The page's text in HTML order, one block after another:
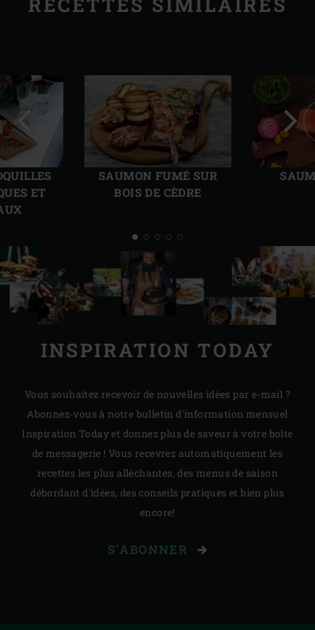
ET
SAUMON FUMÉ SUR
BOIS DE CÈDRE
Diapo
précédente
INSPIRATION TODAY
Vous souhaitez recevoir de nouvelles idées par e-mail ?
Abonnez-vous à notre bulletin d'information mensuel
Inspiration Today et donnez plus de saveur à votre boîte
de messagerie ! Vous recevrez automatiquement les
recettes les plus alléchantes, des menus de saison
débordant d'idées, des conseils pratiques et bien plus
encore!
S'ABONNER